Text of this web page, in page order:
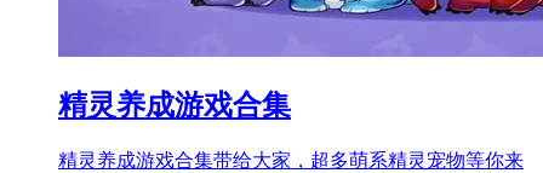
精灵养成游戏合集
精灵养成游戏合集带给大家，超多萌系精灵宠物等你来